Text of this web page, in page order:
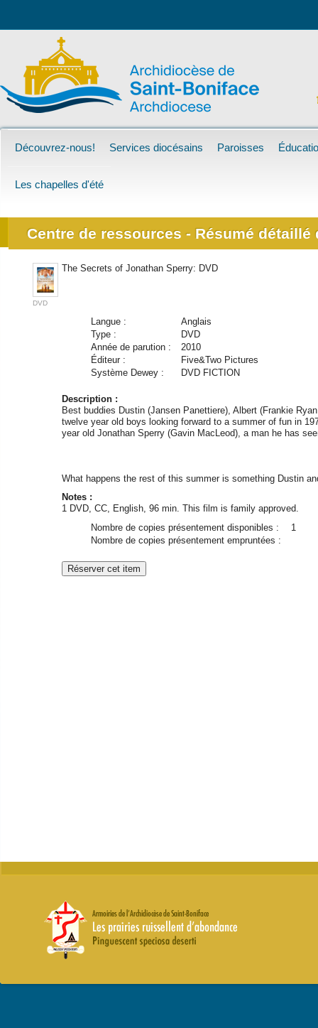
Découvrez-nous! Services diocésains Paroisses
Les chapelles d'été
Centre de ressources - Résumé détaillé
DVD
The Secrets of Jonathan Sperry: DVD
Langue :
Anglais
Type :
DVD
Année de parution :
2010
Éditeur :
Five&Two Pictures
Système Dewey :
DVD FICTION
Description :
Best buddies Dustin (Jansen Panettiere), Albert (Frankie
twelve year old boys looking forward to a summer of fun in
year old Jonathan Sperry (Gavin MacLeod), a man he has
What happens the rest of this summer is something Dustin
Notes :
1 DVD, CC, English, 96 min. This film is family approved.
Nombre de copies présentement disponibles :
1
Nombre de copies présentement empruntées :